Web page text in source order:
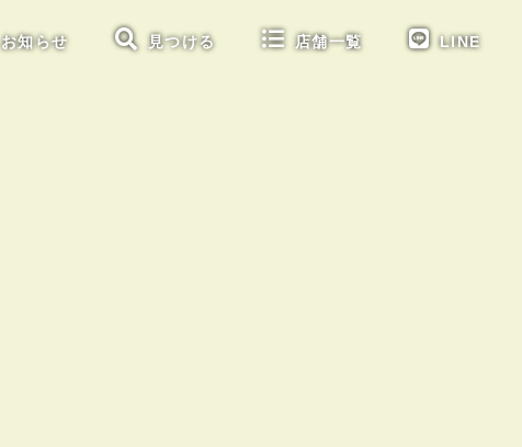
お知らせ 見つける 店舗一覧 LINE